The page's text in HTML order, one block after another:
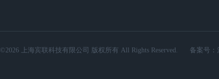
©2026 上海宾联科技有限公司 版权所有 All Rights Reserved. 备案号：